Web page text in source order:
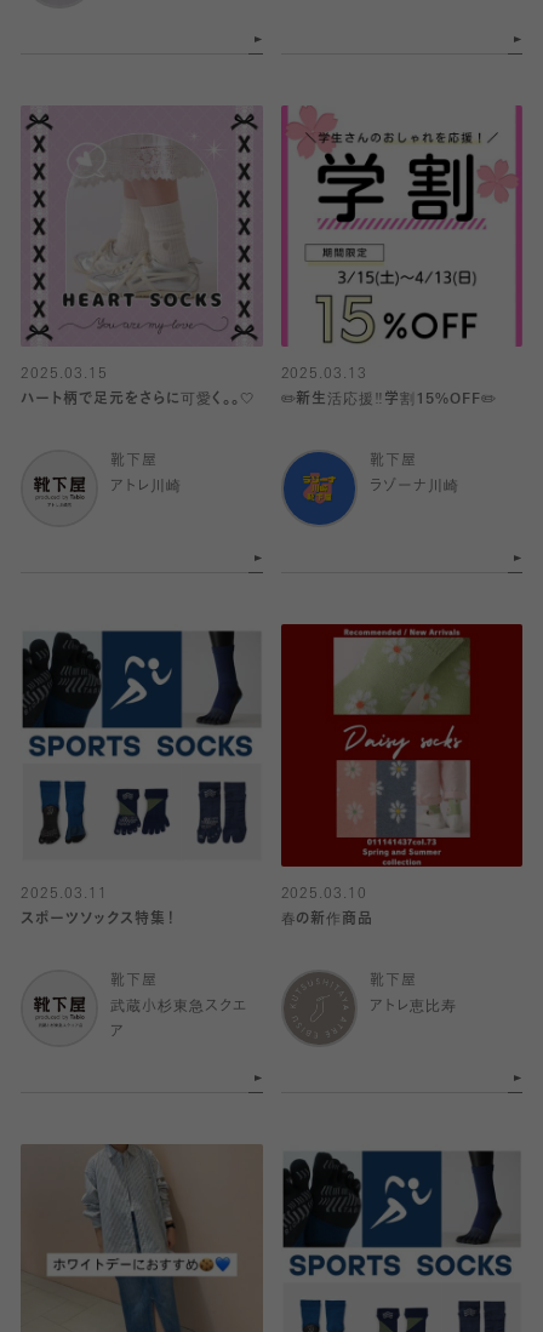
2025.03.15
ハート柄で足元をさらに可愛く。。🤍
靴下屋
アトレ川崎
2025.03.13
✏️新生活応援‼️学割15%OFF✏️
靴下屋
ラゾーナ川崎
2025.03.11
スポーツソックス特集！
靴下屋
武蔵小杉東急スクエ
ア
2025.03.10
春の新作商品
靴下屋
アトレ恵比寿